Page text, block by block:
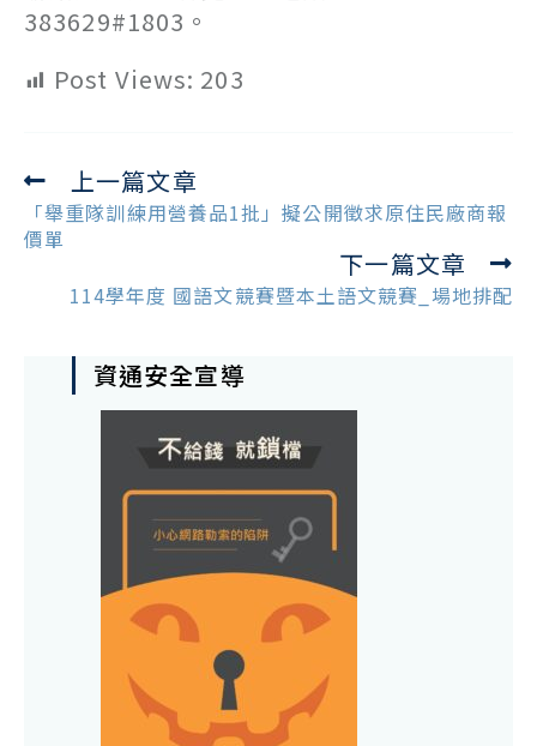
383629#1803。
Post Views: 203
Read
more
articles
上一篇文章
「舉重隊訓練用營養品1批」擬公開徵求原住民廠商報
價單
下一篇文章
114學年度 國語文競賽暨本土語文競賽_場地排配
資通安全宣導